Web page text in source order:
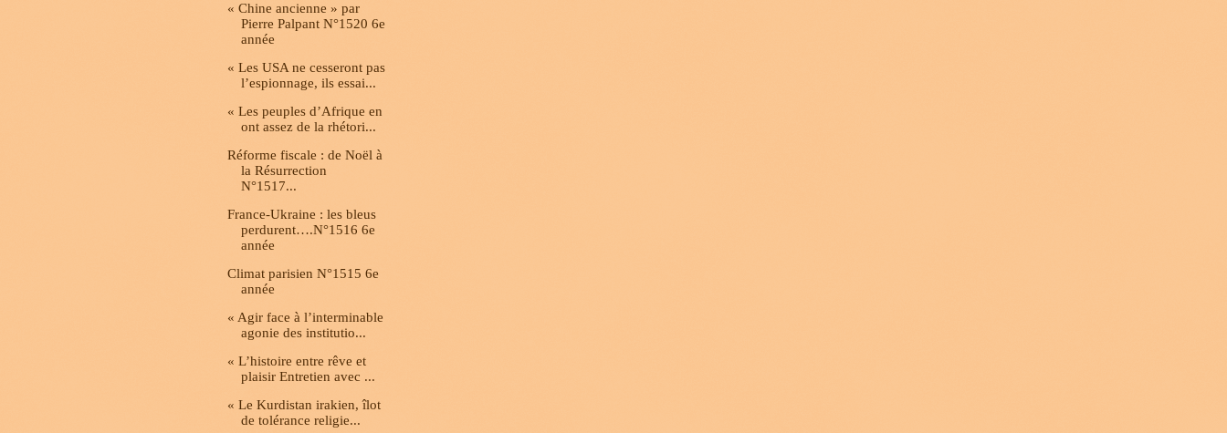
« Chine ancienne » par
Pierre Palpant N°1520 6e
année
« Les USA ne cesseront pas
l’espionnage, ils essai...
« Les peuples d’Afrique en
ont assez de la rhétori...
Réforme fiscale : de Noël à
la Résurrection
N°1517...
France-Ukraine : les bleus
perdurent….N°1516 6e
année
Climat parisien N°1515 6e
année
« Agir face à l’interminable
agonie des institutio...
« L’histoire entre rêve et
plaisir Entretien avec ...
« Le Kurdistan irakien, îlot
de tolérance religie...